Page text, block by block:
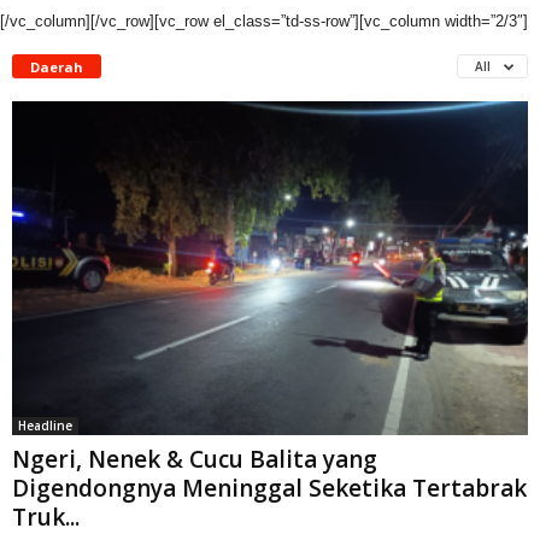
[/vc_column][/vc_row][vc_row el_class=”td-ss-row”][vc_column width=”2/3″]
Daerah All
Headline
Ngeri, Nenek & Cucu Balita yang
Digendongnya Meninggal Seketika Tertabrak
Truk...